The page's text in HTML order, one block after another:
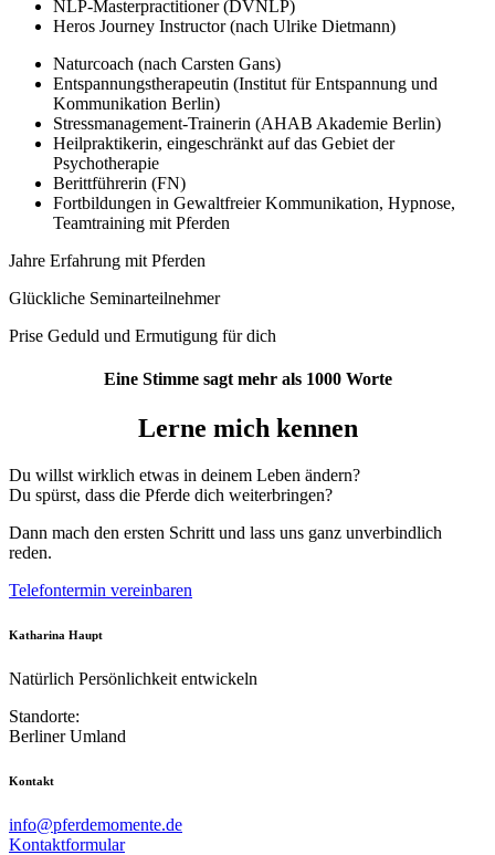
NLP-Masterpractitioner (DVNLP)
Heros Journey Instructor (nach Ulrike Dietmann)
Naturcoach (nach Carsten Gans)
Entspannungstherapeutin (Institut für Entspannung und
Kommunikation Berlin)
Stressmanagement-Trainerin (AHAB Akademie Berlin)
Heilpraktikerin, eingeschränkt auf das Gebiet der
Psychotherapie
Berittführerin (FN)
Fortbildungen in Gewaltfreier Kommunikation, Hypnose,
Teamtraining mit Pferden
Jahre Erfahrung mit Pferden
Glückliche Seminarteilnehmer
Prise Geduld und Ermutigung für dich
Eine Stimme sagt mehr als 1000 Worte
Lerne mich kennen
Du willst wirklich etwas in deinem Leben ändern?
Du spürst, dass die Pferde dich weiterbringen?
Dann mach den ersten Schritt und lass uns ganz unverbindlich
reden.
Telefontermin vereinbaren
Katharina Haupt
Natürlich Persönlichkeit entwickeln
Standorte:
Berliner Umland
Kontakt
info@pferdemomente.de
Kontaktformular